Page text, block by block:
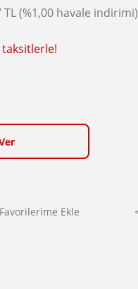
TL (%1,00 havale indirimi)
taksitlerle!